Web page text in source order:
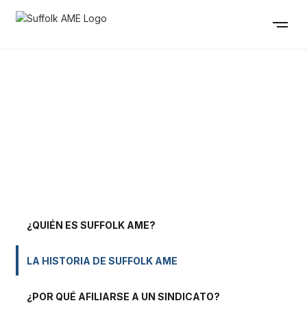
¿QUIÉN ES SUFFOLK AME?
LA HISTORIA DE SUFFOLK AME
¿POR QUÉ AFILIARSE A UN SINDICATO?